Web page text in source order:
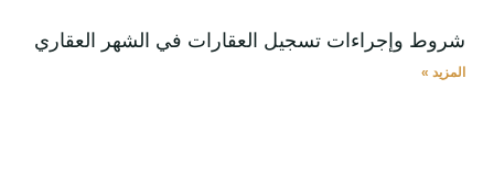
شروط وإجراءات تسجيل العقارات في الشهر العقاري
المزيد »